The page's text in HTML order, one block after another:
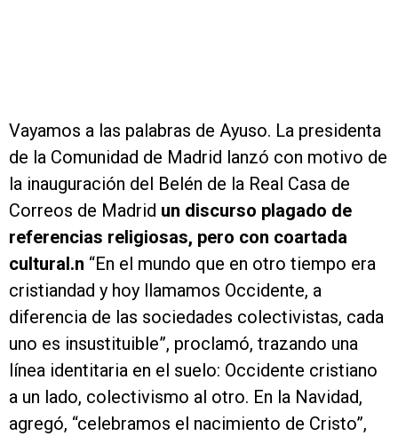
Vayamos a las palabras de Ayuso. La presidenta
de la Comunidad de Madrid lanzó con motivo de
la inauguración del Belén de la Real Casa de
Correos de Madrid un discurso plagado de
referencias religiosas, pero con coartada
cultural.n “En el mundo que en otro tiempo era
cristiandad y hoy llamamos Occidente, a
diferencia de las sociedades colectivistas, cada
uno es insustituible”, proclamó, trazando una
línea identitaria en el suelo: Occidente cristiano
a un lado, colectivismo al otro. En la Navidad,
agregó, “celebramos el nacimiento de Cristo”,